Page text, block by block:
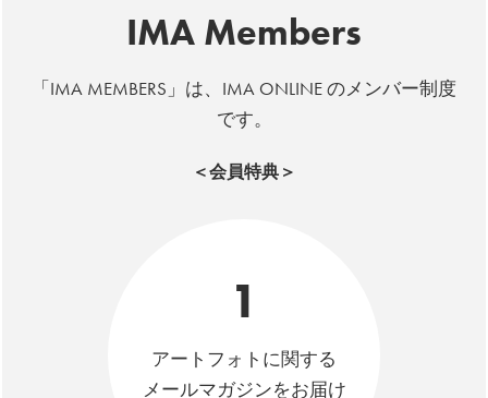
IMA Members
「IMA MEMBERS」は、IMA ONLINE のメンバー制度
です。
＜会員特典＞
1
アートフォトに関する
メールマガジンをお届け